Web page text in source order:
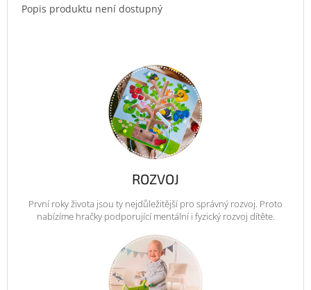
Popis produktu není dostupný
ROZVOJ
První roky života jsou ty nejdůležitější pro správný rozvoj. Proto
nabízíme hračky podporující mentální i fyzický rozvoj dítěte.